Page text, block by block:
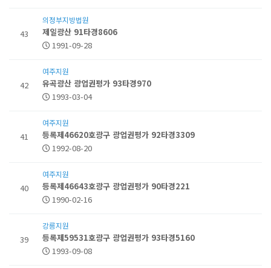
43
의정부지방법원
제일광산 91타경8606
1991-09-28
42
여주지원
유곡광산 광업권평가 93타경970
1993-03-04
41
여주지원
등록제46620호광구 광업권평가 92타경3309
1992-08-20
40
여주지원
등록제46643호광구 광업권평가 90타경221
1990-02-16
39
강릉지원
등록제59531호광구 광업권평가 93타경5160
1993-09-08